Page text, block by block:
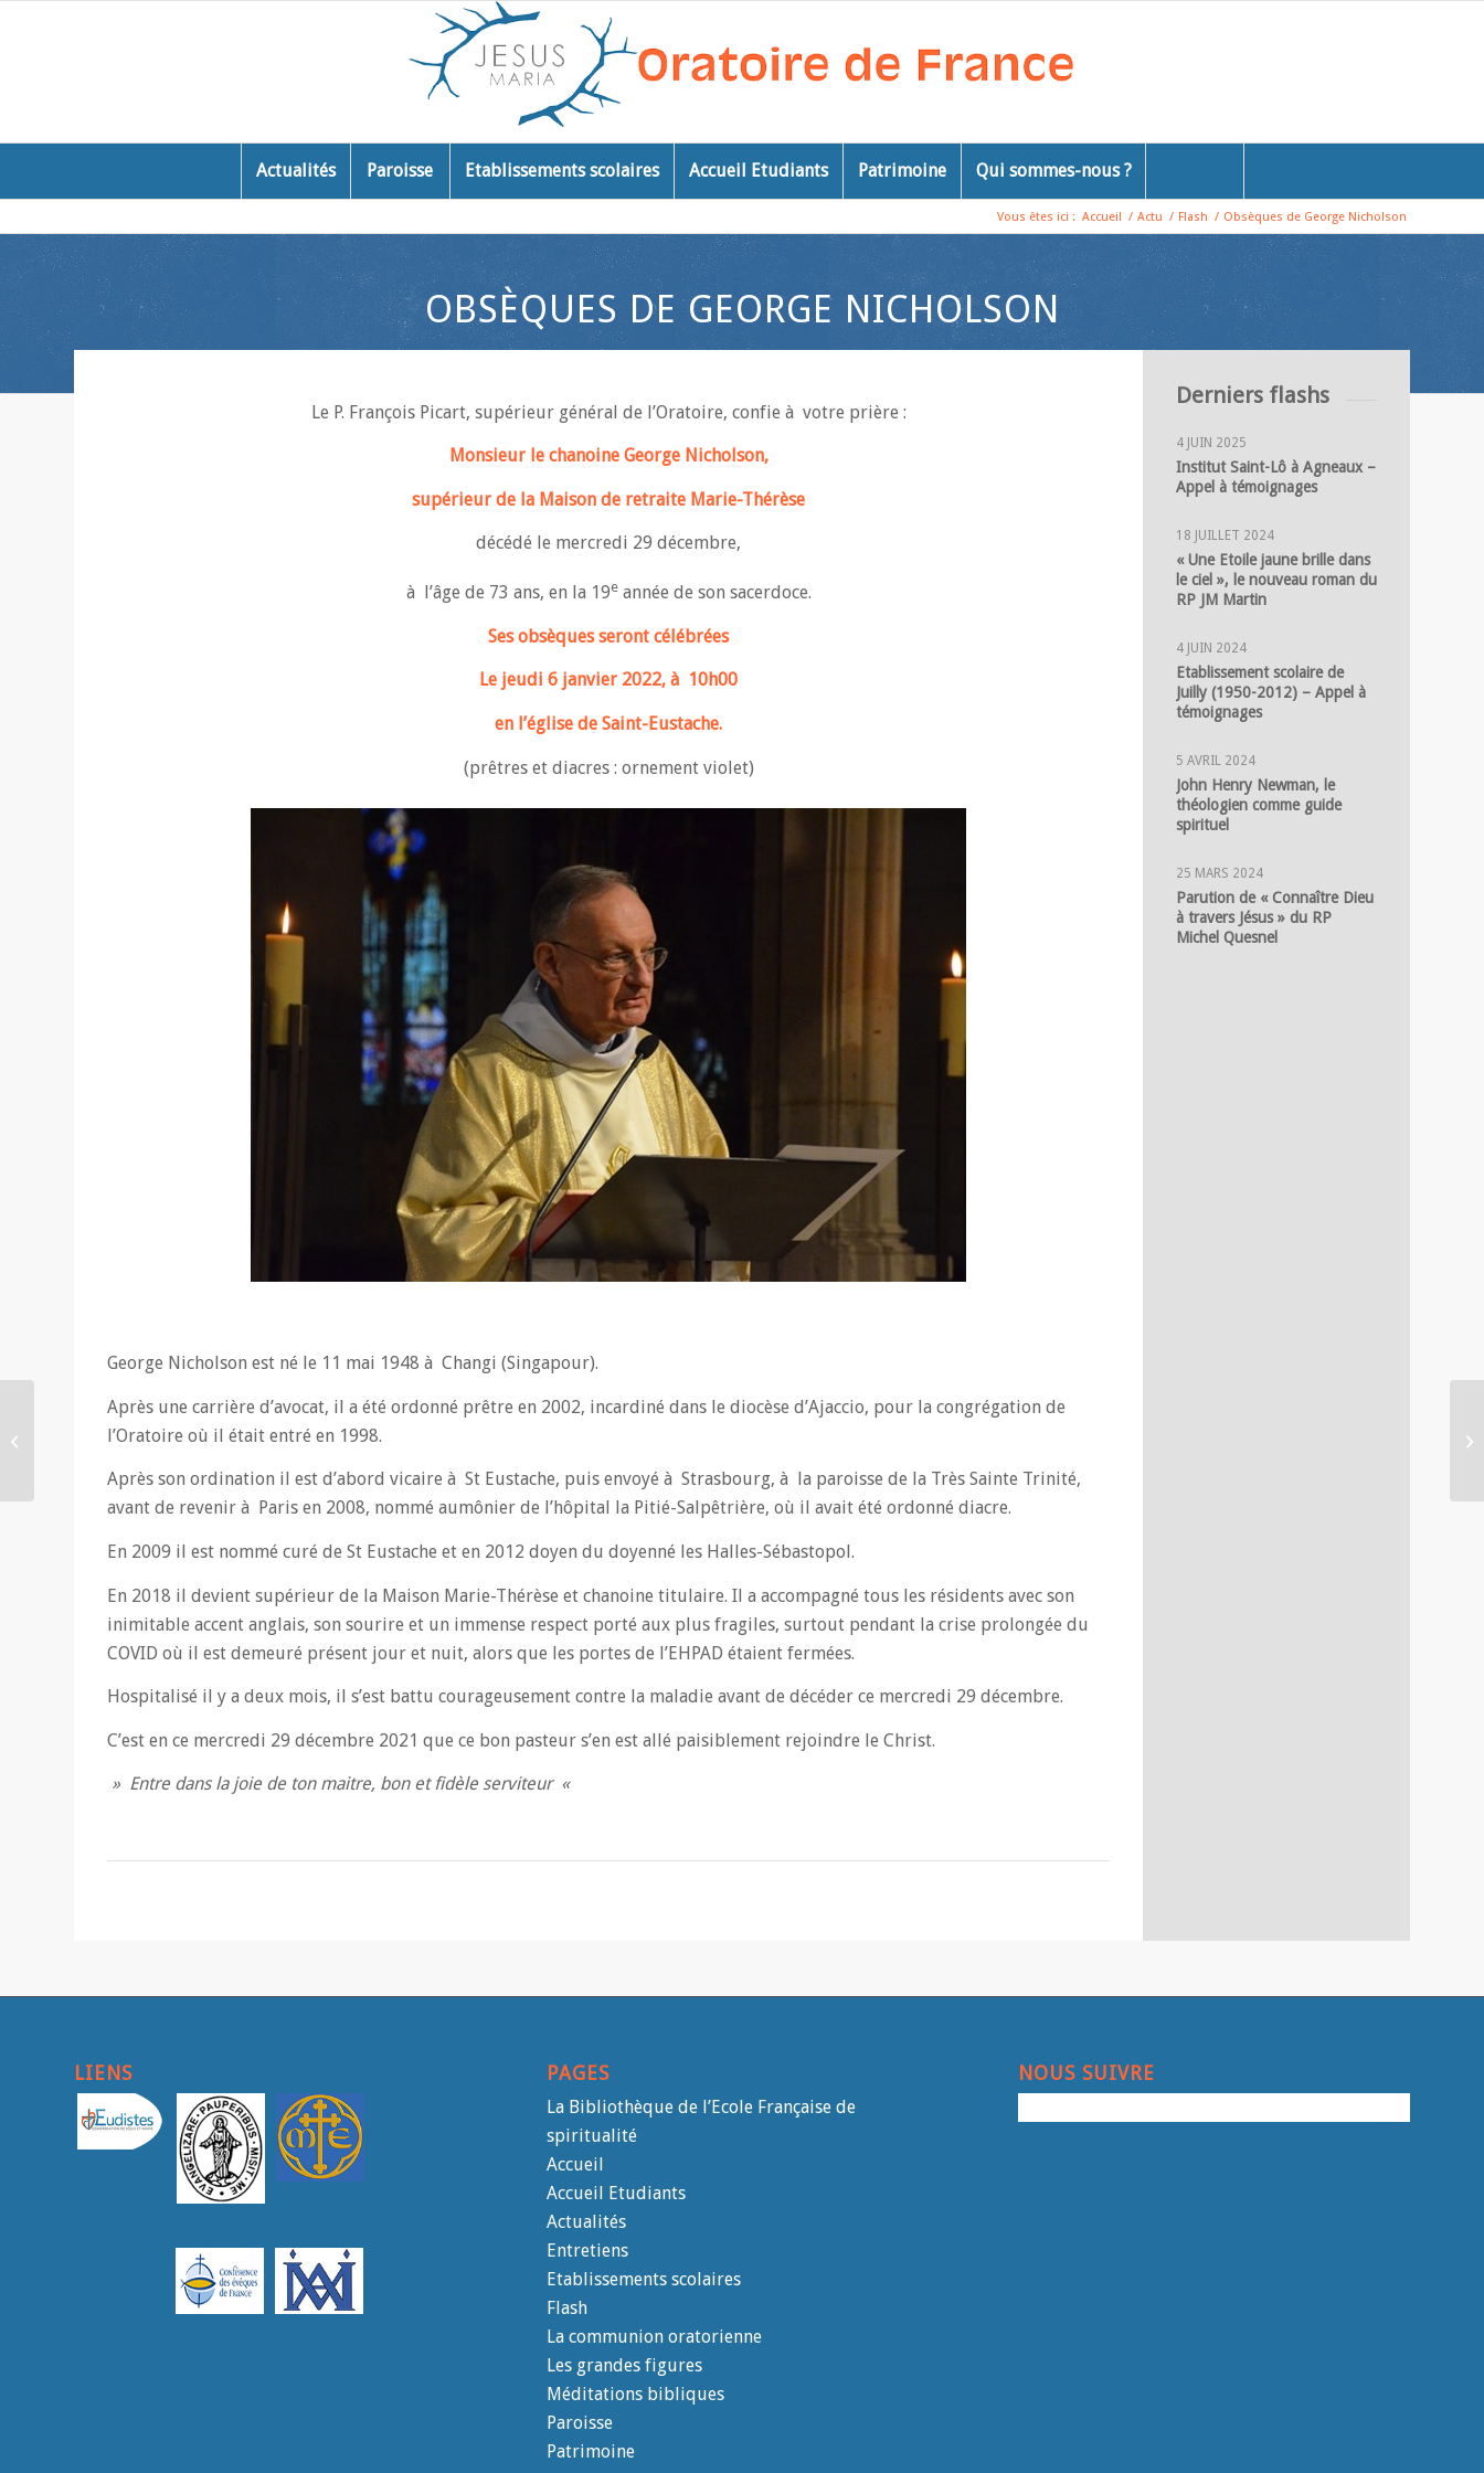
Actualités Paroisse Etablissements scolaires Accueil Etudiants Patrimoine Qui sommes-nous ?
Vous êtes ici : Accueil / Actu / Flash / Obsèques de George Nicholson
OBSÈQUES DE GEORGE NICHOLSON
Le P. François Picart, supérieur général de l’Oratoire, confie à votre prière :
Monsieur le chanoine George Nicholson,
supérieur de la Maison de retraite Marie-Thérèse
décédé le mercredi 29 décembre,
à l’âge de 73 ans, en la 19eannée de son sacerdoce.
Ses obsèques seront célébrées
Le jeudi 6 janvier 2022, à 10h00
en l’église de Saint-Eustache.
(prêtres et diacres : ornement violet)
George Nicholson est né le 11 mai 1948 à Changi (Singapour).
Après une carrière d’avocat, il a été ordonné prêtre en 2002, incardiné dans le diocèse d’Ajaccio, pour la congrégation de
l’Oratoire où il était entré en 1998.
Après son ordination il est d’abord vicaire à St Eustache, puis envoyé à Strasbourg, à la paroisse de la Très Sainte Trinité,
avant de revenir à Paris en 2008, nommé aumônier de l’hôpital la Pitié-Salpêtrière, où il avait été ordonné diacre.
En 2009 il est nommé curé de St Eustache et en 2012 doyen du doyenné les Halles-Sébastopol.
En 2018 il devient supérieur de la Maison Marie-Thérèse et chanoine titulaire. Il a accompagné tous les résidents avec son
inimitable accent anglais, son sourire et un immense respect porté aux plus fragiles, surtout pendant la crise prolongée du
COVID où il est demeuré présent jour et nuit, alors que les portes de l’EHPAD étaient fermées.
Hospitalisé il y a deux mois, il s’est battu courageusement contre la maladie avant de décéder ce mercredi 29 décembre.
C’est en ce mercredi 29 décembre 2021 que ce bon pasteur s’en est allé paisiblement rejoindre le Christ.
» Entre dans la joie de ton maitre, bon et fidèle serviteur «
Derniers flashs
4 JUIN 2025
Institut Saint-Lô à Agneaux –
Appel à témoignages
18 JUILLET 2024
« Une Etoile jaune brille dans
le ciel », le nouveau roman du
RP JM Martin
4 JUIN 2024
Etablissement scolaire de
Juilly (1950-2012) – Appel à
témoignages
5 AVRIL 2024
John Henry Newman, le
théologien comme guide
spirituel
25 MARS 2024
Parution de « Connaître Dieu
à travers Jésus » du RP
Michel Quesnel
LIENS PAGES
La Bibliothèque de l’Ecole Française de
spiritualité
Accueil
Accueil Etudiants
Actualités
Entretiens
Etablissements scolaires
Flash
La communion oratorienne
Les grandes figures
Méditations bibliques
Paroisse
Patrimoine
NOUS SUIVRE
La bibliothèque de
l’Ecole française de